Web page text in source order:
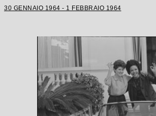
30 GENNAIO 1964 - 1 FEBBRAIO 1964